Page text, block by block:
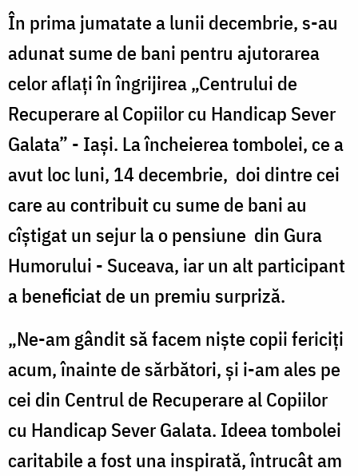
În prima jumatate a lunii decembrie, s-au
adunat sume de bani pentru ajutorarea
celor aflați în îngrijirea „Centrului de
Recuperare al Copiilor cu Handicap Sever
Galata” - Iași. La încheierea tombolei, ce a
avut loc luni, 14 decembrie, doi dintre cei
care au contribuit cu sume de bani au
cîștigat un sejur la o pensiune din Gura
Humorului - Suceava, iar un alt participant
a beneficiat de un premiu surpriză.
„Ne-am gândit să facem niște copii fericiți
acum, înainte de sărbători, și i-am ales pe
cei din Centrul de Recuperare al Copiilor
cu Handicap Sever Galata. Ideea tombolei
caritabile a fost una inspirată, întrucât am